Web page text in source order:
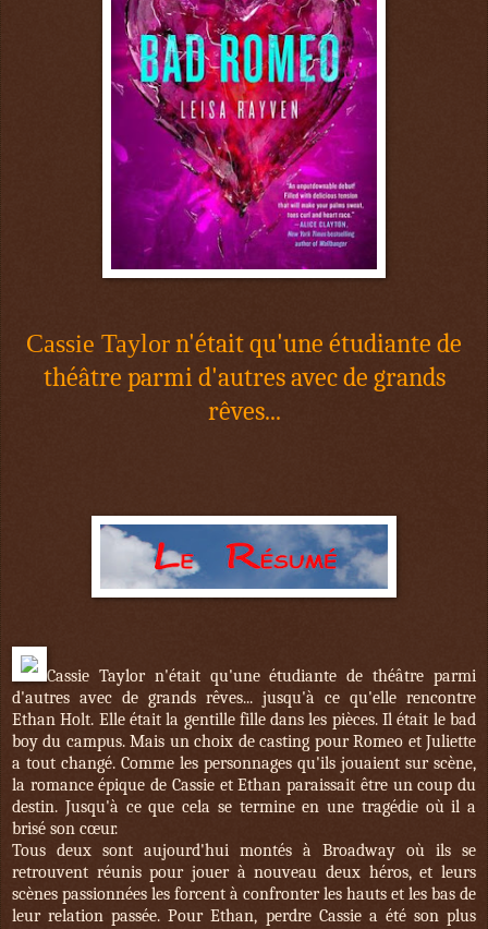
Cassie Taylorn'était qu'une étudiante de
théâtre parmi d'autres avec de grands
rêves...
Cassie Taylor n'était qu'une étudiante de théâtre parmi
d'autres avec de grands rêves... jusqu'à ce qu'elle rencontre
Ethan Holt. Elle était la gentille fille dans les pièces. Il était le bad
boy du campus. Mais un choix de casting pour Romeo et Juliette
a tout changé. Comme les personnages qu'ils jouaient sur scène,
la romance épique de Cassie et Ethan paraissait être un coup du
destin. Jusqu'à ce que cela se termine en une tragédie où il a
brisé son cœur.
Tous deux sont aujourd'hui montés à Broadway où ils se
retrouvent réunis pour jouer à nouveau deux héros, et leurs
scènes passionnées les forcent à confronter les hauts et les bas de
leur relation passée. Pour Ethan, perdre Cassie a été son plus